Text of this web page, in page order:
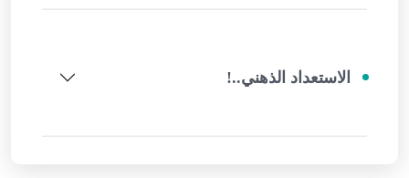
الاستعداد الذهني..!